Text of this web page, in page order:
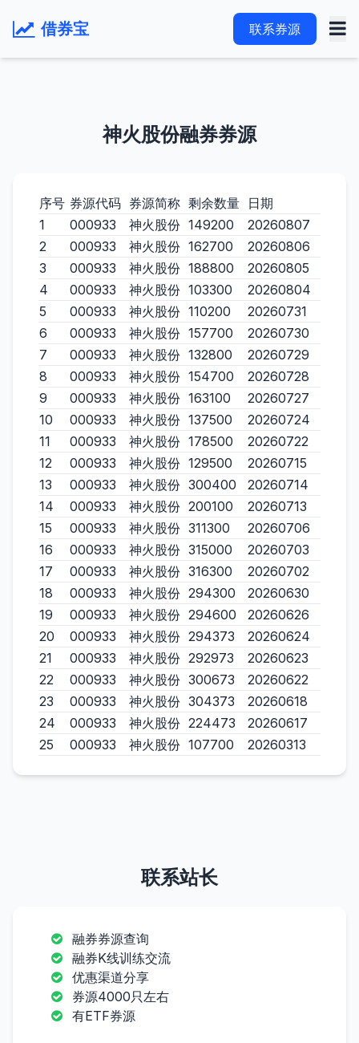
借券宝 联系券源
神火股份融券券源
序号 券源代码 券源简称 剩余数量 日期
1
000933 神火股份 149200
20260807
2
000933 神火股份 162700
20260806
3
000933 神火股份 188800
20260805
4
000933 神火股份 103300
20260804
5
000933 神火股份 110200
20260731
6
000933 神火股份 157700
20260730
7
000933 神火股份 132800
20260729
8
000933 神火股份 154700
20260728
9
000933 神火股份 163100
20260727
10
000933 神火股份 137500
20260724
11
000933 神火股份 178500
20260722
12
000933 神火股份 129500
20260715
13
000933 神火股份 300400
20260714
14
000933 神火股份 200100
20260713
15
000933 神火股份 311300
20260706
16
000933 神火股份 315000
20260703
17
000933 神火股份 316300
20260702
18
000933 神火股份 294300
20260630
19
000933 神火股份 294600
20260626
20
000933 神火股份 294373
20260624
21
000933 神火股份 292973
20260623
22
000933 神火股份 300673
20260622
23
000933 神火股份 304373
20260618
24
000933 神火股份 224473
20260617
25
000933 神火股份 107700 20260313
联系站长
融券券源查询
融券K线训练交流
优惠渠道分享
券源4000只左右
有ETF券源